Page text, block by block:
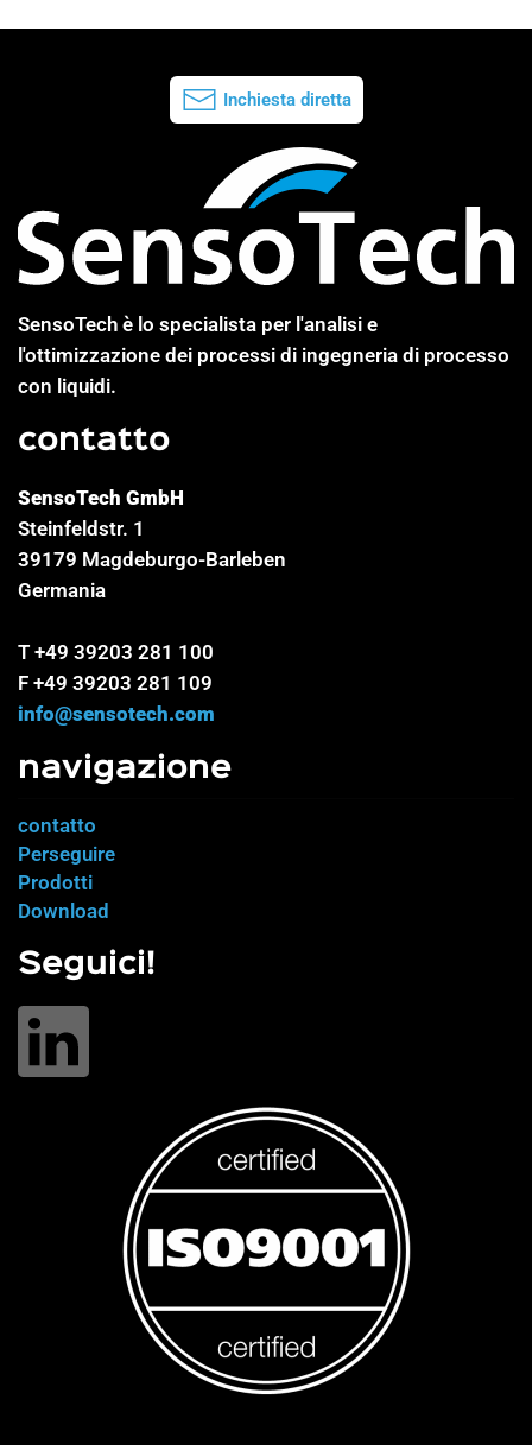
Inchiesta diretta
SensoTech è lo specialista per l'analisi e
l'ottimizzazione dei processi di ingegneria di processo
con liquidi.
contatto
SensoTech GmbH
Steinfeldstr. 1
39179 Magdeburgo-Barleben
Germania
T +49 39203 281 100
F +49 39203 281 109
info@sensotech.com
navigazione
contatto
Perseguire
Prodotti
Download
Seguici!